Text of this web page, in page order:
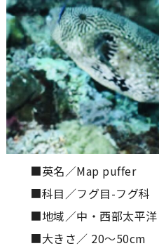
■英名／Map puffer
■科目／フグ目-フグ科
■地域／中・西部太平
■大きさ／ 20〜50cm